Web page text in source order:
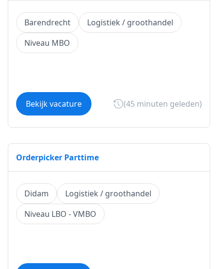
Barendrecht
Logistiek / groothandel
Niveau MBO
Bekijk vacature (45 minuten geleden)
Orderpicker Parttime
Didam
Logistiek / groothandel
Niveau LBO - VMBO